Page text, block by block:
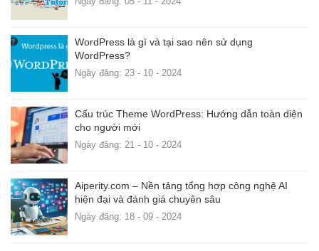
WordPress là gì và tại sao nên sử dụng
WordPress?
Ngày đăng: 23 - 10 - 2024
Cấu trúc Theme WordPress: Hướng dẫn toàn diện
cho người mới
Ngày đăng: 21 - 10 - 2024
Aiperity.com – Nền tảng tổng hợp công nghệ AI
hiện đại và đánh giá chuyên sâu
Ngày đăng: 18 - 09 - 2024